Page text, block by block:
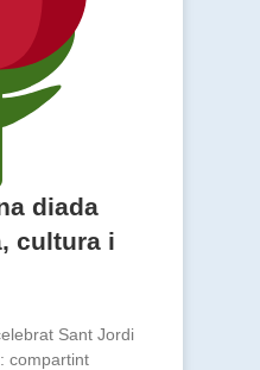
diada
cultura i
Sant Jordi
compartint